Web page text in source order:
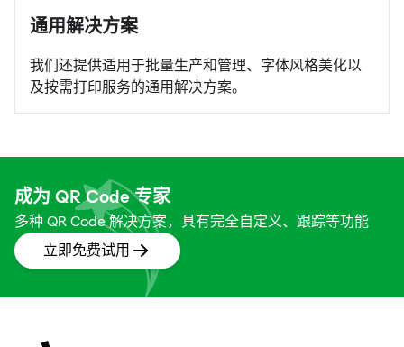
通用解决方案
我们还提供适用于批量生产和管理、字体风格美化以
及按需打印服务的通用解决方案。
成为 QR Code 专家
多种 QR Code 解决方案，具有完全自定义、跟踪等功能
立即免费试用